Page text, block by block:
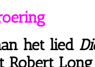
het lied
Robert